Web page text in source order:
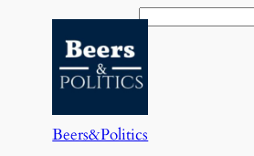
contenido
Buscar
Beers&Politics